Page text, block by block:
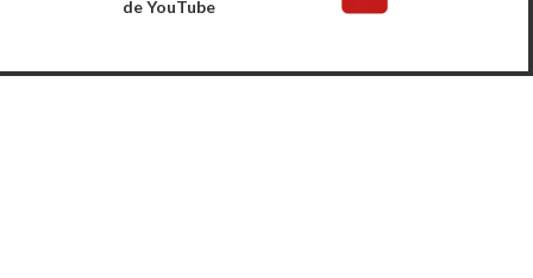
de YouTube